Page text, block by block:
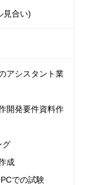
見合い)
アシスタント業
開発要件資料作
グ
成
での試験